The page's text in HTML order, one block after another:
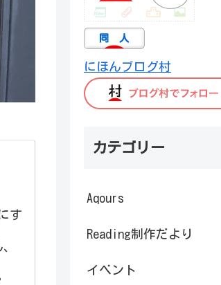
す
にほんブログ村
カテゴリー
Aqours
Reading制作だより
イベント